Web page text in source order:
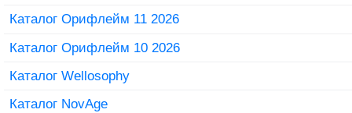
Каталог Орифлейм 11 2026
Каталог Орифлейм 10 2026
Каталог Wellosophy
Каталог NovAge